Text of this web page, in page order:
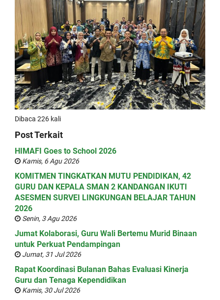
Dibaca 226 kali
Post Terkait
HIMAFI Goes to School 2026
Kamis, 6 Agu 2026
KOMITMEN TINGKATKAN MUTU PENDIDIKAN, 42
GURU DAN KEPALA SMAN 2 KANDANGAN IKUTI
ASESMEN SURVEI LINGKUNGAN BELAJAR TAHUN
2026
Senin, 3 Agu 2026
Jumat Kolaborasi, Guru Wali Bertemu Murid Binaan
untuk Perkuat Pendampingan
Jumat, 31 Jul 2026
Rapat Koordinasi Bulanan Bahas Evaluasi Kinerja
Guru dan Tenaga Kependidikan
Kamis, 30 Jul 2026